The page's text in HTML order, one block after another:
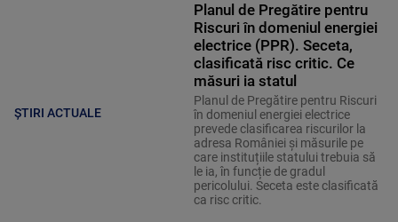
ȘTIRI ACTUALE
Planul de Pregătire pentru
Riscuri în domeniul energiei
electrice (PPR). Seceta,
clasificată risc critic. Ce
măsuri ia statul
Planul de Pregătire pentru Riscuri
în domeniul energiei electrice
prevede clasificarea riscurilor la
adresa României și măsurile pe
care instituțiile statului trebuia să
le ia, în funcție de gradul
pericolului. Seceta este clasificată
ca risc critic.